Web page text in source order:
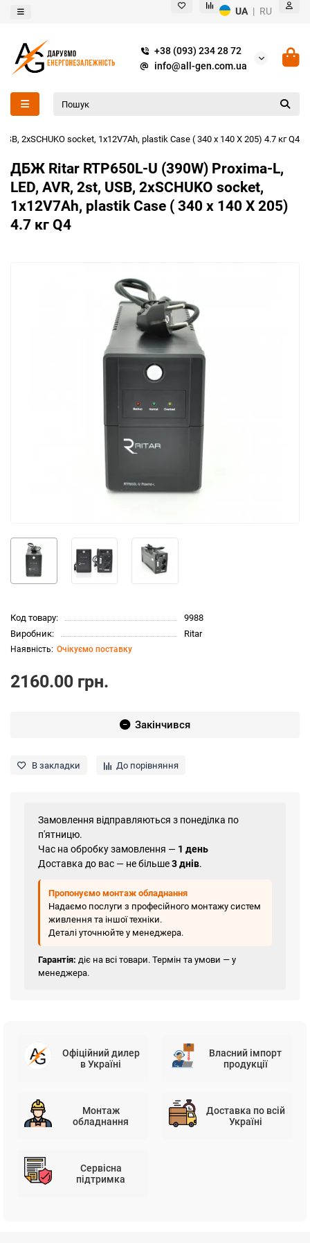
UA | RU
+38 (093) 234 28 72
info@all-gen.com.ua
2xSCHUKO socket, 1x12V7Ah, plastik Case ( 340 x 140 X 205) 4.7 кг Q4
ДБЖ Ritar RTP650L-U (390W) Proxima-L,
LED, AVR, 2st, USB, 2xSCHUKO socket,
1x12V7Ah, plastik Case ( 340 x 140 X 205)
4.7 кг Q4
Код товару:
9988
Виробник:
Ritar
Очікуємо поставку
2160.00 грн.
Закінчився
В закладки До порівняння
Замовлення відправляються з понеділка по
п'ятницю.
Час на обробку замовлення — 1 день
Доставка до вас — не більше3 днів.
Пропонуємо монтаж обладнання
Надаємо послуги з професійного монтажу систем
живлення та іншої техніки.
Деталі уточнюйте у менеджера.
Гарантія: діє на всі товари. Термін та умови — у
менеджера.
Офіційний дилер
в Україні
Власний імпорт
продукції
Монтаж
обладнання
Доставка по всій
Україні
Сервісна
підтримка